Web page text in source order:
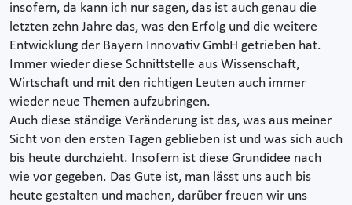
insofern, da kann ich nur sagen, das ist auch genau die
letzten zehn Jahre das, was den Erfolg und die weitere
Entwicklung der Bayern Innovativ GmbH getrieben hat.
Immer wieder diese Schnittstelle aus Wissenschaft,
Wirtschaft und mit den richtigen Leuten auch immer
wieder neue Themen aufzubringen.
Auch diese ständige Veränderung ist das, was aus meiner
Sicht von den ersten Tagen geblieben ist und was sich auch
bis heute durchzieht. Insofern ist diese Grundidee nach
wie vor gegeben. Das Gute ist, man lässt uns auch bis
heute gestalten und machen, darüber freuen wir uns